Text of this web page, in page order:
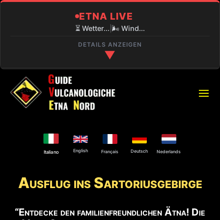
ETNA LIVE
⏳ Wetter... 🌬️ Wind...
DETAILS ANZEIGEN
▼
🔍 AKTUELLE LAGE
⏳ PIANO PROVENZANA (1800M)
SCHNEELAGE
180 Zentimeter Ca. Pisten geschlossen.
🌋 VULKANAKTIVITÄT
Explosive Aktivität am Nordostkrater und an
Italiano English Français Deutsch Nederlands
Ausflug ins Sartoriusgebirge
“Entdecke den familienfreundlichen Ätna! Die